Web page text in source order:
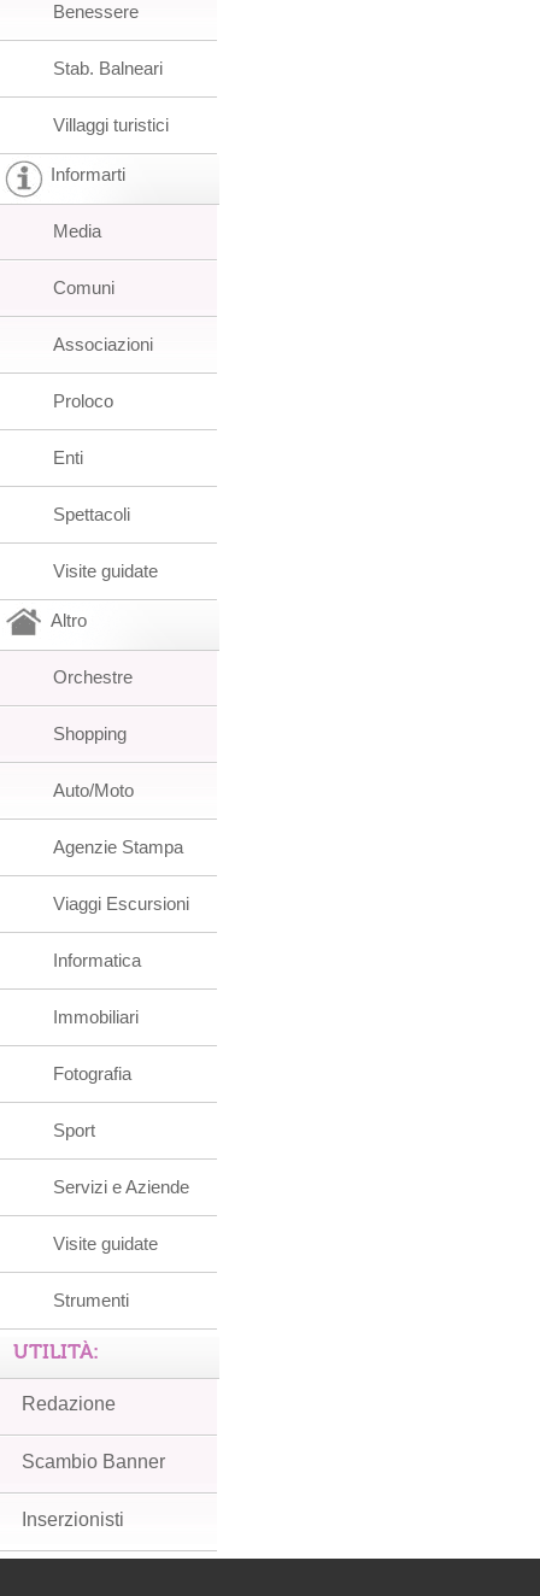
Benessere
Stab. Balneari
Villaggi turistici
Informarti
Media
Comuni
Associazioni
Proloco
Enti
Spettacoli
Visite guidate
Altro
Orchestre
Shopping
Auto/Moto
Agenzie Stampa
Viaggi Escursioni
Informatica
Immobiliari
Fotografia
Sport
Servizi e Aziende
Visite guidate
Strumenti
UTILITÀ:
Redazione
Scambio Banner
Inserzionisti